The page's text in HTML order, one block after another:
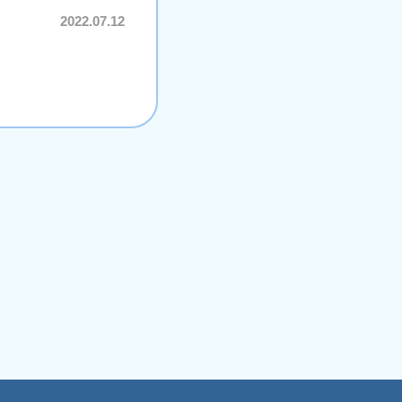
2022.07.12